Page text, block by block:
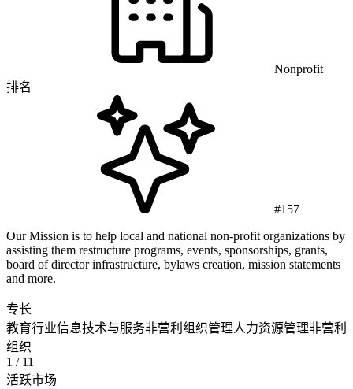
Nonprofit
排名
#157
Our Mission is to help local and national non-profit organizations by
assisting them restructure programs, events, sponsorships, grants,
board of director infrastructure, bylaws creation, mission statements
and more.
专长
教育行业信息技术与服务非营利组织管理人力资源管理非营利
组织
1 / 11
活跃市场